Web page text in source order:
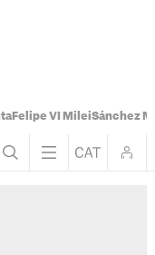
Felipe VI MileiSánchez